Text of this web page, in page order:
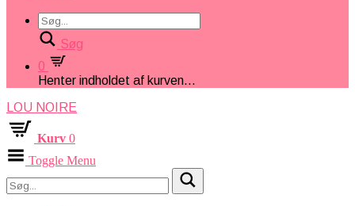
Søg
0
Henter indholdet af kurven...
LOU NOIRE
Kurv 0
Toggle Menu